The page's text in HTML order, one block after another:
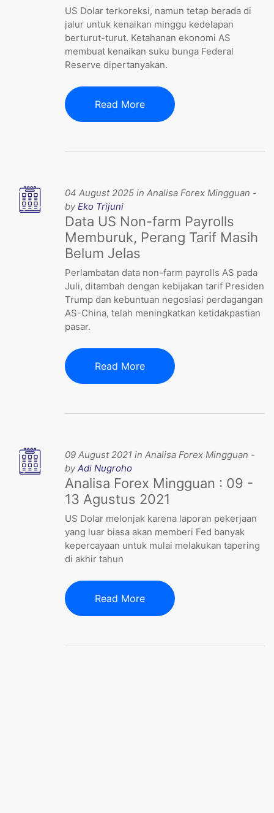
US Dolar terkoreksi, namun tetap berada di
jalur untuk kenaikan minggu kedelapan
berturut-turut. Ketahanan ekonomi AS
membuat kenaikan suku bunga Federal
Reserve dipertanyakan.
Read More
04 August 2025 in Analisa Forex Mingguan -
byEko Trijuni
Data US Non-farm Payrolls
Memburuk, Perang Tarif Masih
Belum Jelas
Perlambatan data non-farm payrolls AS pada
Juli, ditambah dengan kebijakan tarif Presiden
Trump dan kebuntuan negosiasi perdagangan
AS-China, telah meningkatkan ketidakpastian
pasar.
Read More
09 August 2021 in Analisa Forex Mingguan -
byAdi Nugroho
Analisa Forex Mingguan : 09 -
13 Agustus 2021
US Dolar melonjak karena laporan pekerjaan
yang luar biasa akan memberi Fed banyak
kepercayaan untuk mulai melakukan tapering
di akhir tahun
Read More